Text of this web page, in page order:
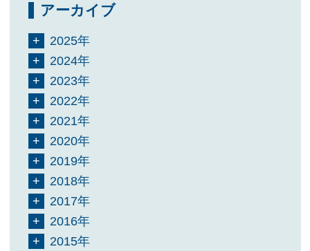
アーカイブ
2025年
2024年
2023年
2022年
2021年
2020年
2019年
2018年
2017年
2016年
2015年